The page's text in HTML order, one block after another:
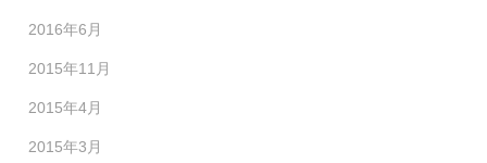
2016年6月
2015年11月
2015年4月
2015年3月